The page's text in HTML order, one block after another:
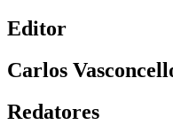
Editor
Carlos
Redatores